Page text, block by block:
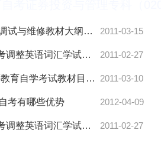
江苏自考微机安装调试与维修教材大纲三-自考 2011-03-15
河南2011年4月自考调整英语词汇学试卷结构通知-自考 2011-02-27
河北省2007年高等教育自学考试教材目录-自考 2011-03-10
考有哪些优势 2012-04-09
河北2011年4月自考调整英语词汇学试卷结构通知-自考 2011-02-27